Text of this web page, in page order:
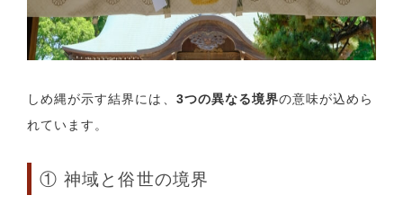
しめ縄が示す結界には、 3つの異なる境界の意味が込めら
れています。
① 神域と俗世の境界